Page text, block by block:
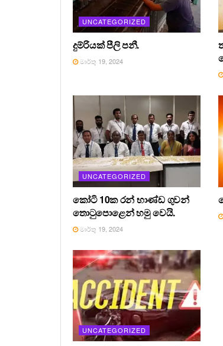
UNCATEGORIZED
දුම්රියක් පීලි පනී.
මාර්තු 19, 2024
UNCATEGORIZED
කෝටි 10ක රන් භාණ්ඩ ගුවන්
තොටුපොළෙන් හමු වෙයි.
මාර්තු 19, 2024
UNCATEGORIZED